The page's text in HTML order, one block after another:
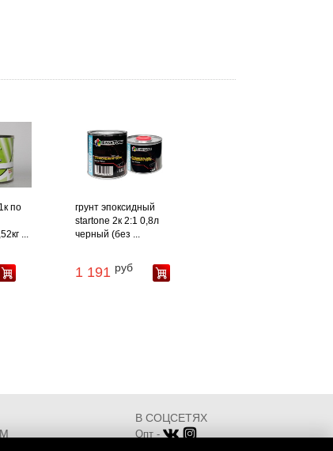
по
...
грунт эпоксидный
startone 2к 2:1 0,8л
черный (без ...
1 191 руб
В СОЦСЕТЯХ
Опт -